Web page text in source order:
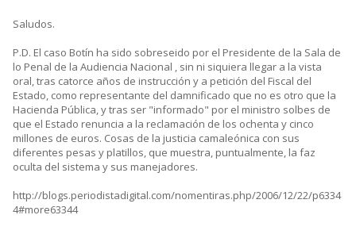
Saludos.
P.D. El caso Botín ha sido sobreseido por el Presidente de la Sala de
lo Penal de la Audiencia Nacional , sin ni siquiera llegar a la vista
oral, tras catorce años de instrucción y a petición del Fiscal del
Estado, como representante del damnificado que no es otro que la
Hacienda Pública, y tras ser "informado" por el ministro solbes de
que el Estado renuncia a la reclamación de los ochenta y cinco
millones de euros. Cosas de la justicia camaleónica con sus
diferentes pesas y platillos, que muestra, puntualmente, la faz
oculta del sistema y sus manejadores.
http://blogs.periodistadigital.com/nomentiras.php/2006/12/22/p6334
4#more63344